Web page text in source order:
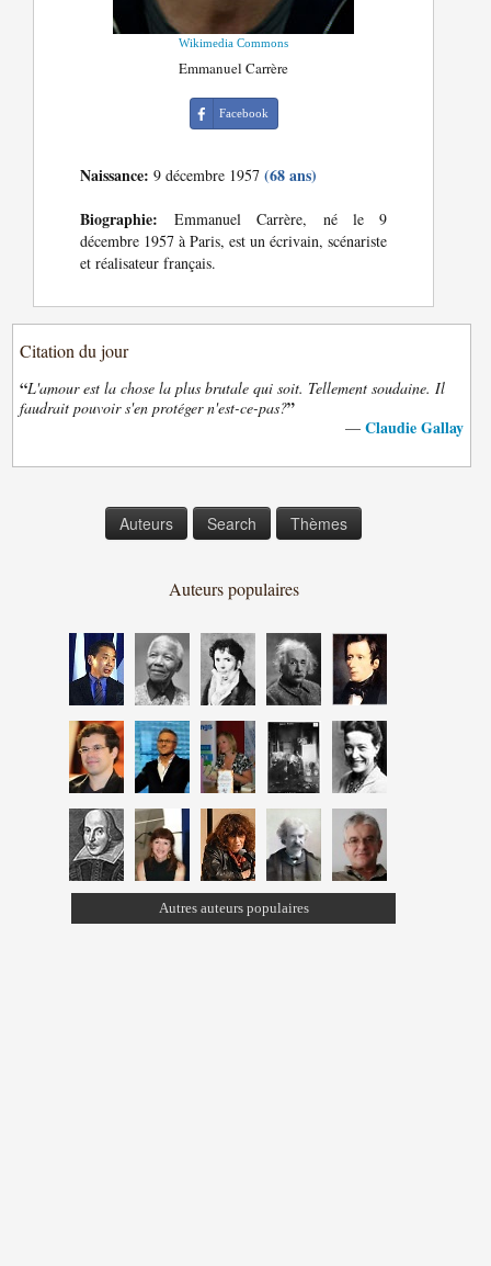
Wikimedia Commons
Emmanuel Carrère
Facebook
Naissance: 9 décembre 1957(68 ans)
Biographie: Emmanuel Carrère, né le 9
décembre 1957 à Paris, est un écrivain, scénariste
et réalisateur français.
Citation du jour
“L'amour est la chose la plus brutale qui soit. Tellement soudaine. Il
faudrait pouvoir s'en protéger n'est-ce-pas?”
— Claudie Gallay
Auteurs Search Thèmes
Auteurs populaires
Autres auteurs populaires